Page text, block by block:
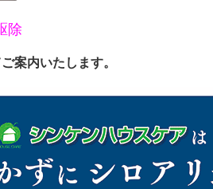
除
案内いたします。